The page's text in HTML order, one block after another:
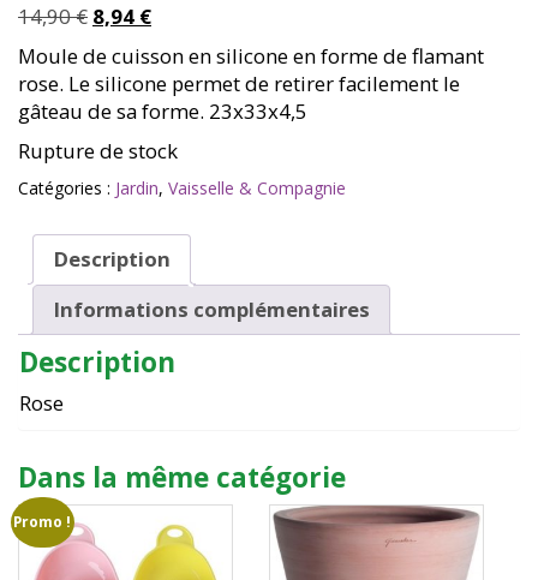
14,90€ Le
prix
initial
était :
14,90 €.
8,94 €Le
actuel
est :
8,94 €.
Moule de cuisson en silicone en forme de flamant
rose. Le silicone permet de retirer facilement le
gâteau de sa forme. 23x33x4,5
Rupture de stock
Catégories : Jardin, Vaisselle & Compagnie
Description
Informations complémentaires
Description
Rose
Dans la même catégorie
Promo !